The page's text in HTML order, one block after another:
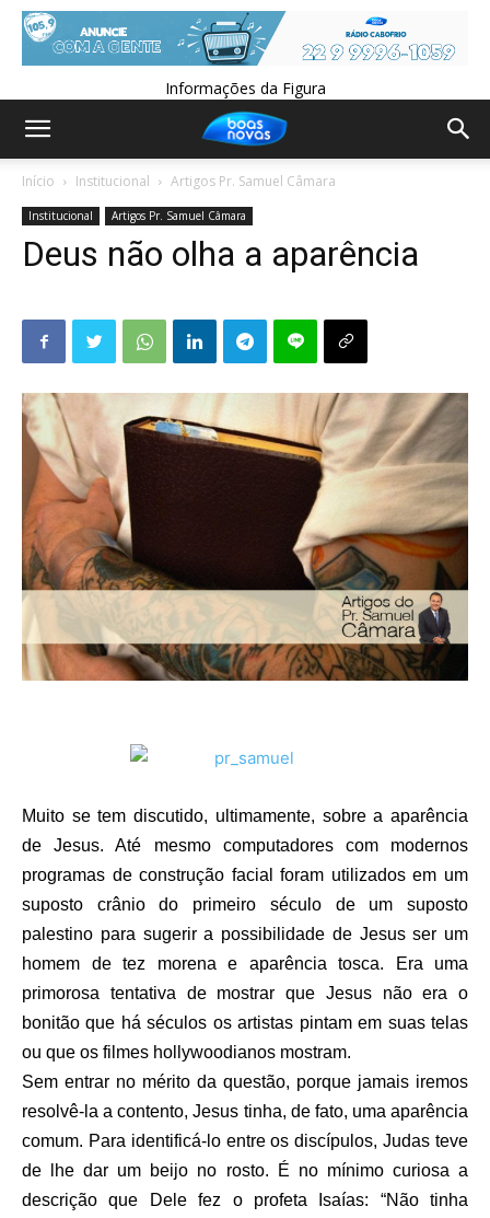
Informações da Figura
Início Institucional Artigos Pr. Samuel Câmara
Institucional Artigos Pr. Samuel Câmara
Deus não olha a aparência
Muito se tem discutido, ultimamente, sobre a aparência
de Jesus. Até mesmo computadores com modernos
programas de construção facial foram utilizados em um
suposto crânio do primeiro século de um suposto
palestino para sugerir a possibilidade de Jesus ser um
homem de tez morena e aparência tosca. Era uma
primorosa tentativa de mostrar que Jesus não era o
bonitão que há séculos os artistas pintam em suas telas
ou que os filmes hollywoodianos mostram.
Sem entrar no mérito da questão, porque jamais iremos
resolvê-la a contento, Jesus tinha, de fato, uma aparência
comum. Para identificá-lo entre os discípulos, Judas teve
de lhe dar um beijo no rosto. É no mínimo curiosa a
descrição que Dele fez o profeta Isaías: “Não tinha